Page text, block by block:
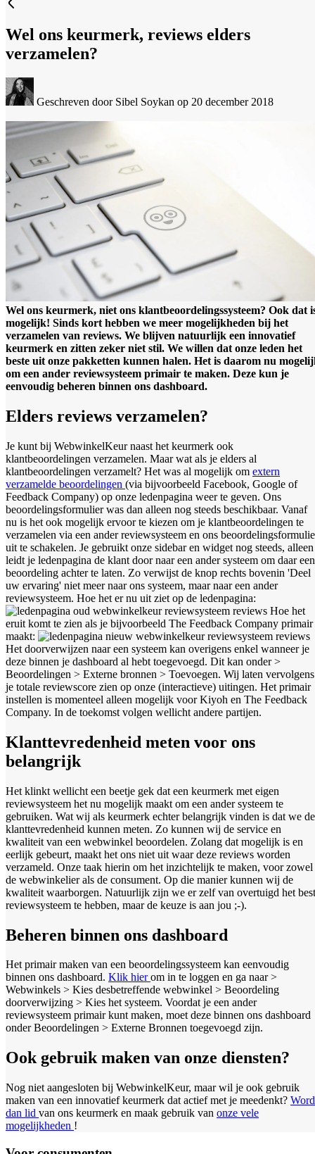
Wel ons keurmerk, reviews elders
verzamelen?
Geschreven door Sibel Soykan op 20 december 2018
Wel ons keurmerk, niet ons klantbeoordelingssysteem? Ook dat
mogelijk! Sinds kort hebben we meer mogelijkheden bij het
verzamelen van reviews. We blijven natuurlijk een innovatief
keurmerk en zitten zeker niet stil. We willen dat onze leden het
beste uit onze pakketten kunnen halen. Het is daarom nu
om een ander reviewsysteem primair te maken. Deze kun je
eenvoudig beheren binnen ons dashboard.
Elders reviews verzamelen?
Je kunt bij WebwinkelKeur naast het keurmerk ook
klantbeoordelingen verzamelen. Maar wat als je elders al
klantbeoordelingen verzamelt? Het was al mogelijk om extern
verzamelde beoordelingen (via bijvoorbeeld Facebook, Google of
Feedback Company) op onze ledenpagina weer te geven. Ons
beoordelingsformulier was dan alleen nog steeds beschikbaar. Vanaf
nu is het ook mogelijk ervoor te kiezen om je klantbeoordelingen te
verzamelen via een ander reviewsysteem en ons
uit te schakelen. Je gebruikt onze sidebar en widget nog steeds, alleen
leidt je ledenpagina de klant door naar een ander systeem om daar een
beoordeling achter te laten. Zo verwijst de knop rechts bovenin 'Deel
uw ervaring' niet meer naar ons systeem, maar naar een ander
reviewsysteem. Hoe het er nu uit ziet op de ledenpagina:
Hoe het
eruit komt te zien als je bijvoorbeeld The Feedback Company primair
maakt:
Het doorverwijzen naar een systeem kan overigens enkel wanneer je
deze binnen je dashboard al hebt toegevoegd. Dit kan onder >
Beoordelingen > Externe bronnen > Toevoegen. Wij laten vervolgens
je totale reviewscore zien op onze (interactieve) uitingen. Het primair
instellen is momenteel alleen mogelijk voor Kiyoh en The Feedback
Company. In de toekomst volgen wellicht andere partijen.
Klanttevredenheid meten voor ons
belangrijk
Het klinkt wellicht een beetje gek dat een keurmerk met eigen
reviewsysteem het nu mogelijk maakt om een ander systeem te
gebruiken. Wat wij als keurmerk echter belangrijk vinden is dat we de
klanttevredenheid kunnen meten. Zo kunnen wij de service en
kwaliteit van een webwinkel beoordelen. Zolang dat mogelijk is en
eerlijk gebeurt, maakt het ons niet uit waar deze reviews worden
verzameld. Onze taak hierin om het inzichtelijk te maken, voor zowel
de webwinkelier als de consument. Op die manier kunnen wij de
kwaliteit waarborgen. Natuurlijk zijn we er zelf van overtuigd het
reviewsysteem te hebben, maar de keuze is aan jou ;-).
Beheren binnen ons dashboard
Het primair maken van een beoordelingssysteem kan eenvoudig
binnen ons dashboard. Klik hierom in te loggen en ga naar >
Webwinkels > Kies desbetreffende webwinkel > Beoordeling
doorverwijzing > Kies het systeem. Voordat je een ander
reviewsysteem primair kunt maken, moet deze binnen ons dashboard
onder Beoordelingen > Externe Bronnen toegevoegd zijn.
Ook gebruik maken van onze diensten?
Nog niet aangesloten bij WebwinkelKeur, maar wil je ook gebruik
maken van een innovatief keurmerk dat actief met je meedenkt? Word
dan lid van ons keurmerk en maak gebruik van onze vele
mogelijkheden !